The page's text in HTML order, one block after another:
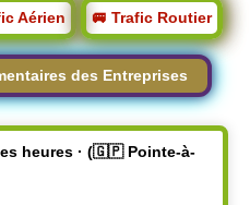
Aérien 🚐 Trafic Routier
des Entreprises
heures · (🇬🇵 Pointe-à-